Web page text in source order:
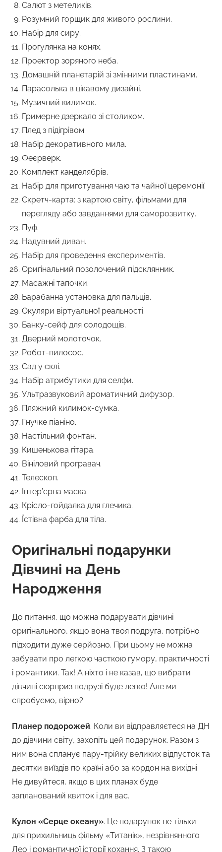
Салют з метеликів.
Розумний горщик для живого рослини.
Набір для сиру.
Прогулянка на конях.
Проектор зоряного неба.
Домашній планетарій зі змінними пластинами.
Парасолька в цікавому дизайні.
Музичний килимок.
Гримерне дзеркало зі столиком.
Плед з підігрівом.
Набір декоративного мила.
Феєрверк.
Комплект канделябрів.
Набір для приготування чаю та чайної церемонії.
Скретч-карта: з картою світу, фільмами для
перегляду або завданнями для саморозвитку.
Пуф.
Надувний диван.
Набір для проведення експериментів.
Оригінальний позолочений підсклянник.
Масажні тапочки.
Барабанна установка для пальців.
Окуляри віртуальної реальності.
Банку-сейф для солодощів.
Дверний молоточок.
Робот-пилосос.
Сад у склі.
Набір атрибутики для селфи.
Ультразвуковий ароматичний дифузор.
Пляжний килимок-сумка.
Гнучке піаніно.
Настільний фонтан.
Кишенькова гітара.
Вініловий програвач.
Телескоп.
Інтер’єрна маска.
Крісло-гойдалка для глечика.
Їстівна фарба для тіла.
Оригінальні подарунки
Дівчині на День
Народження
До питання, що можна подарувати дівчині
оригінального, якщо вона твоя подруга, потрібно
підходити дуже серйозно. При цьому не можна
забувати про легкою часткою гумору, практичності
і романтики. Так! А ніхто і не казав, що вибрати
дівчині сюрприз подрузі буде легко! Але ми
спробуємо, вірно?
Планер подорожей. Коли ви відправляєтеся на ДН
до дівчини світу, захопіть цей подарунок. Разом з
ним вона спланує пару-трійку великих відпусток та
десятки виїздів по країні або за кордон на вихідні.
Не дивуйтеся, якщо в цих планах буде
запланований квиток і для вас.
Кулон «Серце океану». Це подарунок не тільки
для прихильниць фільму «Титанік», незрівнянного
Лео і романтичної історії кохання. З такою